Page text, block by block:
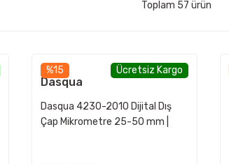
Toplam 57 ürün
%15 Ücretsiz Kargo
Dasqua
Dasqua 4230-2010 Dijital Dış
Çap Mikrometre 25-50 mm |